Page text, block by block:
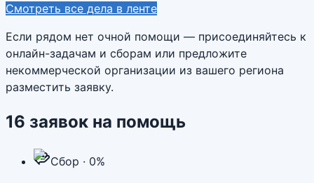
Смотреть все дела в ленте
Если рядом нет очной помощи — присоединяйтесь к
онлайн-задачам и сборам или предложите
некоммерческой организации из вашего региона
разместить заявку.
16 заявок на помощь
Сбор · 0%